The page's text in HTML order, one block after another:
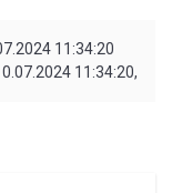
11:34:20
11:34:20,